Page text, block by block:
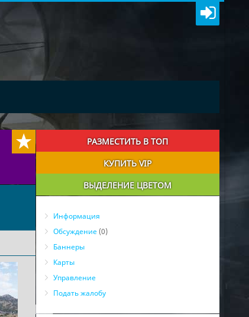
РАЗМЕСТИТЬ В ТОП
КУПИТЬ VIP
ВЫДЕЛЕНИЕ ЦВЕТОМ
Информация
Обсуждение(0)
Баннеры
Карты
Управление
Подать жалобу